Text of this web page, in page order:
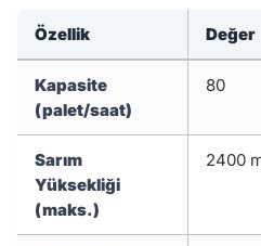
Özellik Değer
Kapasite
(palet/saat)
80
Sarım
Yüksekliği
(maks.)
2400